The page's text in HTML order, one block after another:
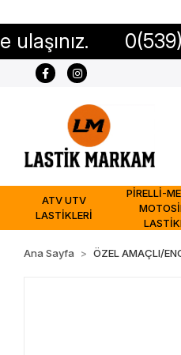
0(539) 434
ATV UTV
LASTİKLERİ
PİRELLİ-
Ana Sayfa ÖZEL AMAÇLI/